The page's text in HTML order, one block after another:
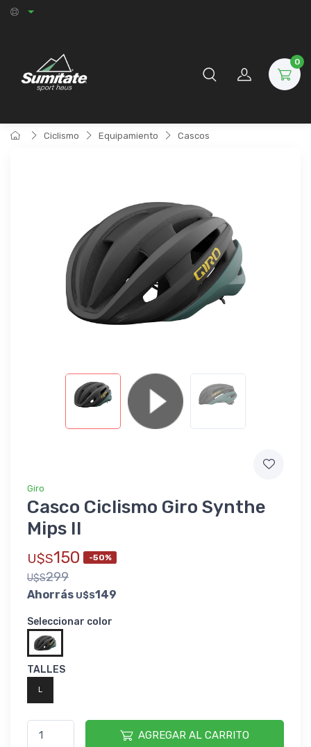
0
Ciclismo Equipamiento Cascos
Giro
Casco Ciclismo Giro Synthe
Mips II
U$S150 -50%
U$S299
Ahorrás U$S149
Seleccionar color
TALLES
L
AGREGAR AL CARRITO